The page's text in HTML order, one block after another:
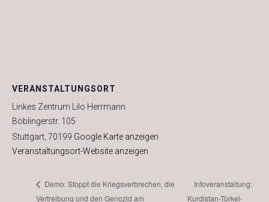
VERANSTALTUNGSORT
Linkes Zentrum Lilo Herrmann
Böblingerstr. 105
Stuttgart 70199 Google Karte anzeigen
Veranstaltungsort-Website anzeigen
Demo: Stoppt die Kriegsverbrechen, die
Vertreibung und den Genozid am
Infoveranstaltung:
Kurdistan-Türkei-